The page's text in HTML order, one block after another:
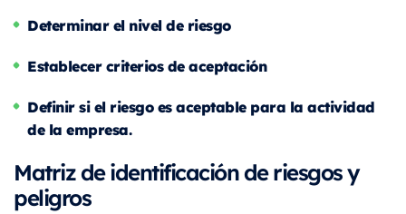
Determinar el nivel de riesgo
Establecer criterios de aceptación
Definir si el riesgo es aceptable para la actividad
de la empresa.
Matriz de identificación de riesgos y
peligros